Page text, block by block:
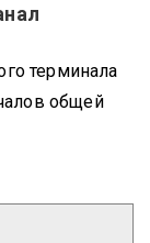
терминала
общей